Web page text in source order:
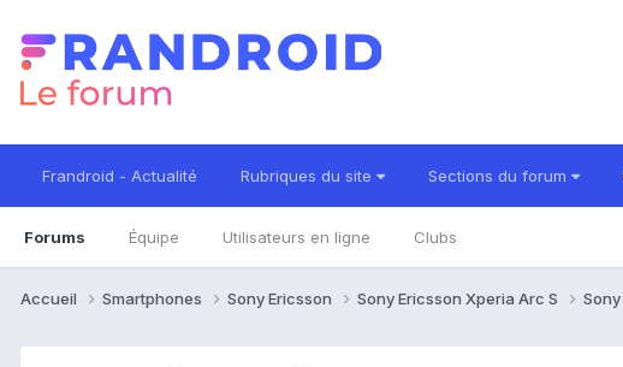
Frandroid - Actualité Rubriques du site Sections du forum
Forums Équipe Utilisateurs en ligne Clubs
Accueil Smartphones Sony Ericsson Sony Ericsson Xperia Arc S